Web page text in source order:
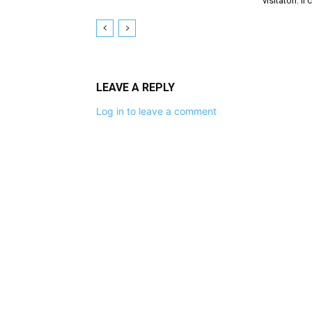
LEAVE A REPLY
Log in to leave a comment